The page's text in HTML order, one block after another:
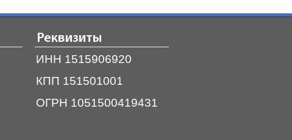
Реквизиты
ИНН 1515906920
КПП 151501001
ОГРН 1051500419431